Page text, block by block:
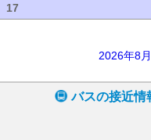
17
2026年8
バスの接近情